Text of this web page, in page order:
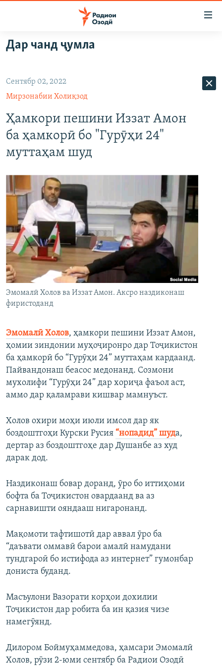
Ҷаҳиш
ба
аслӣ
ба
феҳристи
аслӣ
Ҷаҳиш
ба
ГӮШАҲО
ҚАЗИЯИ "КРОКУС"
ОСИЁИ МАРКАЗӢ
ФАРҲАНГ
МЕҲМОНИ ОЗОДӢ
ВАРЗИШ
РӮЗГОРИ МУҲОҶИР
ТАҲҚИҚОТ
ҶАНГ ДАР УКРАИНА
НАЗАРИ МАРДУМ
БЛОГИСТОН
ОЗОДӢ ОНЛАЙН
ЧАНДРАСОНАӢ
ВИДЕО
НИГОРИСТОН
ГУЗОРИШҲОИ РАДИОӢ
РӮЙХАТҲО
КИТОБҲОИ ОЗОДӢ
Русский
ПАЙГИРӢ КУНЕД
Ҳамаи сомонаҳои RFE/RL
Дар чанд ҷумла
Сентябр 02, 2022
Мирзонабии Холиқзод
Ҳамкори пешини Иззат Амон
ба ҳамкорӣ бо "Гурӯҳи 24"
муттаҳам шуд
Эмомалӣ Холов ва Иззат Амон. Аксро наздиконаш
фиристоданд
Эмомалӣ Холов, ҳамкори пешини Иззат Амон,
ҳомии зиндонии муҳоҷиронро дар Тоҷикистон
ба ҳамкорӣ бо “Гурӯҳи 24” муттаҳам кардаанд.
Пайвандонаш беасос медонанд. Созмони
мухолифи “Гурӯҳи 24” дар хориҷа фаъол аст,
аммо дар қаламрави кишвар мамнуъст.
Холов охири моҳи июли имсол дар як
боздоштгоҳи Курски Русия “нопадид” шуда,
дертар аз боздоштгоҳе дар Душанбе аз худ
дарак дод.
Наздиконаш бовар доранд, ӯро бо иттиҳоми
бофта ба Тоҷикистон овардаанд ва аз
сарнавишти ояндааш нигаронанд.
Мақомоти тафтишотӣ дар аввал ӯро ба
“даъвати оммавӣ барои амалӣ намудани
тундгароӣ бо истифода аз интернет” гумонбар
дониста буданд.
Масъулони Вазорати корҳои дохилии
Тоҷикистон дар робита ба ин қазия чизе
намегӯянд.
Дилором Боймуҳаммедова, ҳамсари Эмомалӣ
Холов, рӯзи 2-юми сентябр ба Радиои Озодӣ